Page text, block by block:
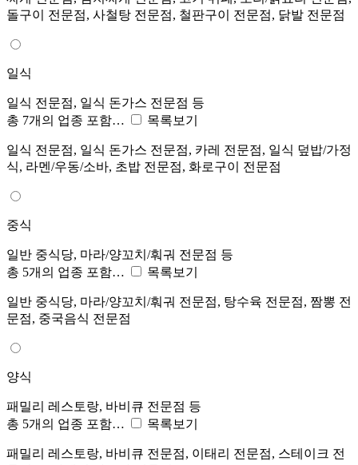
돌구이 전문점, 사철탕 전문점, 철판구이 전문점, 닭발 전문점
일식
일식 전문점, 일식 돈가스 전문점 등
총 7개의 업종 포함…
목록보기
일식 전문점, 일식 돈가스 전문점, 카레 전문점, 일식 덮밥/가정
식, 라멘/우동/소바, 초밥 전문점, 화로구이 전문점
중식
일반 중식당, 마라/양꼬치/훠궈 전문점 등
총 5개의 업종 포함…
목록보기
일반 중식당, 마라/양꼬치/훠궈 전문점, 탕수육 전문점, 짬뽕 전
문점, 중국음식 전문점
양식
패밀리 레스토랑, 바비큐 전문점 등
총 5개의 업종 포함…
목록보기
패밀리 레스토랑, 바비큐 전문점, 이태리 전문점, 스테이크 전